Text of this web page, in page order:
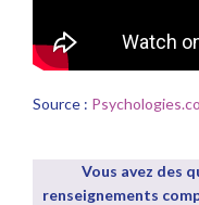
Source :
Vous avez des
renseignements